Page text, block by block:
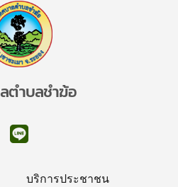
ตำบลชำฆ้อ
บริการประชาชน